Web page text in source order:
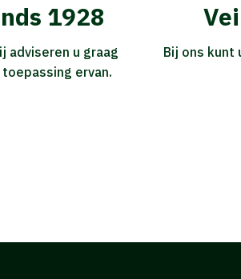
1928
adviseren u graag
ervan.
Bij ons kunt